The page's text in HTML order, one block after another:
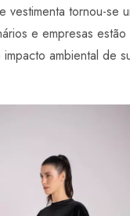
vestimenta tornou-se
e empresas
ambiental de